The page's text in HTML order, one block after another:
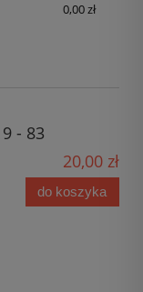
0,00 zł
- 83
20,00 zł
do koszyka